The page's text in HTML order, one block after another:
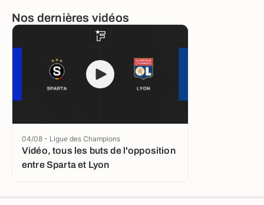
Nos dernières vidéos
Vidéo, tous les buts de l'opposition
entre Sparta et Lyon
04/08 - Ligue des Champions